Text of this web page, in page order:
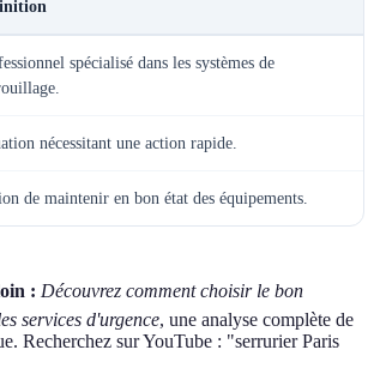
spécialisé dans les systèmes de
nécessitant une action rapide.
de maintenir en bon état des équipements.
: Découvrez comment choisir le bon
services d'urgence, une analyse complète de
Recherchez sur YouTube : "serrurier Paris